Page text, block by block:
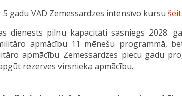
gadu VAD Zemessardzes intensīvo kursu šeit.
dienests pilnu kapacitāti sasniegs 2028.
apmācību 11 mēnešu programmā,
apmācību Zemessardzes piecu gadu
rezerves virsnieka apmācību.